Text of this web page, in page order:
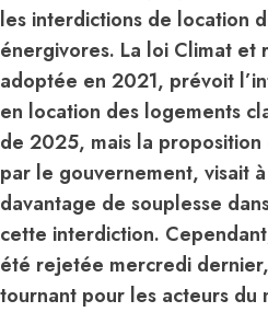
les interdictions de location
énergivores. La loi Climat et
adoptée en 2021, prévoit
en location des logements
de 2025, mais la
par le gouvernement, visait
davantage de souplesse
cette interdiction.
été rejetée mercredi
tournant pour les acteurs du